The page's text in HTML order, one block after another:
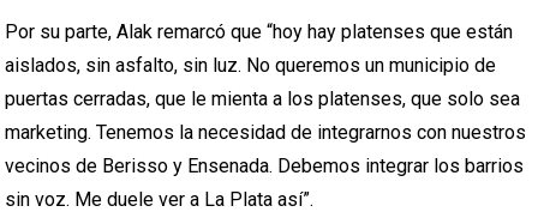
Por su parte, Alak remarcó que “hoy hay platenses que están
aislados, sin asfalto, sin luz. No queremos un municipio de
puertas cerradas, que le mienta a los platenses, que solo sea
marketing. Tenemos la necesidad de integrarnos con nuestros
vecinos de Berisso y Ensenada. Debemos integrar los barrios
sin voz. Me duele ver a La Plata así”.